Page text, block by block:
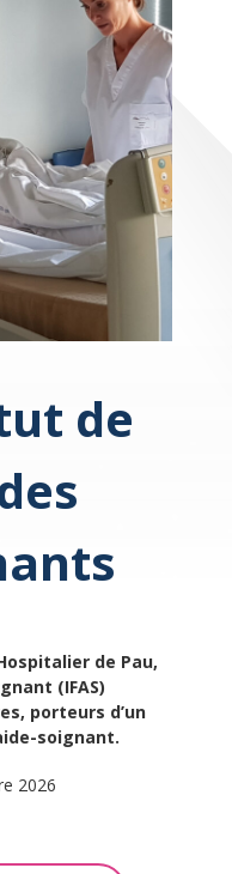
de
de Pau,
(IFAS)
porteurs d’un
soignant.
2026